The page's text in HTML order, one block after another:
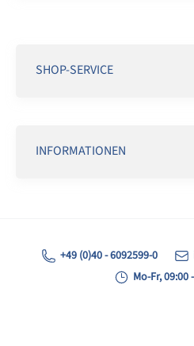
SHOP-SERVICE
INFORMATIONEN
+49 (0)40 - 6092599-0
Mo-Fr, 09:00